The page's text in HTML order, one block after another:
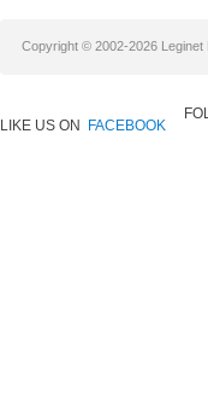
Copyright © 2002-2026 Leginet
LIKE US ON FACEBOOK